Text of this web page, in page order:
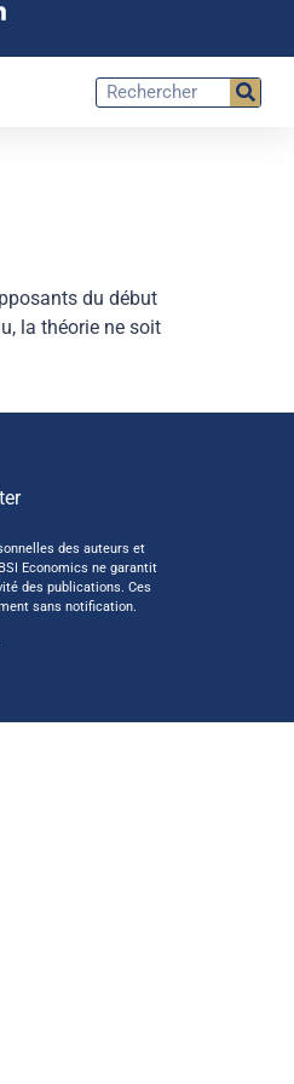
du début
la théorie ne soit
des auteurs et
Economics ne garantit
des publications. Ces
sans notification.